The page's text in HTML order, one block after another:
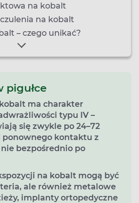
na kobalt
na kobalt
– czego unikać?
pigułce
ma charakter
typu IV –
się zwykle po 24–72
ponownego kontaktu z
bezpośrednio po
na kobalt mogą być
ale również metalowe
implanty ortopedyczne